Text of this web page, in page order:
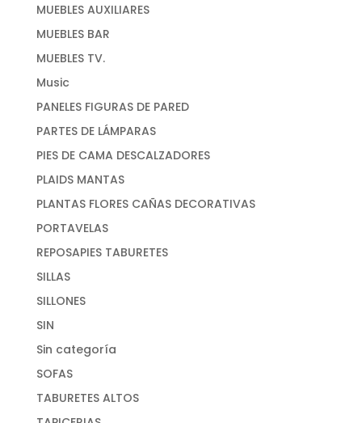
MUEBLES AUXILIARES
MUEBLES BAR
MUEBLES TV.
Music
PANELES FIGURAS DE PARED
PARTES DE LÁMPARAS
PIES DE CAMA DESCALZADORES
PLAIDS MANTAS
PLANTAS FLORES CAÑAS DECORATIVAS
PORTAVELAS
REPOSAPIES TABURETES
SILLAS
SILLONES
SIN
Sin categoría
SOFAS
TABURETES ALTOS